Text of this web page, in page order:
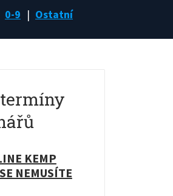
0-9 Ostatní
KEMP
NEMUSÍTE